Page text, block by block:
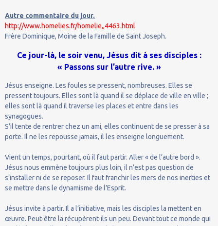
Autre commentaire du jour.
http://www.homelies.fr/homelie,,4463.html
Frère Dominique, Moine de la Famille de Saint Joseph.
Ce jour-là, le soir venu, Jésus dit à ses disciples :
« Passons sur l’autre rive. »
Jésus enseigne. Les foules se pressent, nombreuses. Elles se
pressent toujours. Elles sont là quand il se déplace de ville en ville ;
elles sont là quand il traverse les places et entre dans les
synagogues.
S’il tente de rentrer chez un ami, elles continuent de se presser à sa
porte. Il ne les repousse jamais, il les enseigne longuement.
Vient un temps, pourtant, où il faut partir. Aller « de l’autre bord ».
Jésus nous emmène toujours plus loin, il n’est pas question de
s’installer ni de se reposer. Il faut franchir les mers de nos inerties et
se mettre dans le dynamisme de l’Esprit.
Jésus invite à partir. Il a l’initiative, mais les disciples la mettent en
œuvre. Peut-être la récupèrent-ils un peu. Devant tout ce monde qui